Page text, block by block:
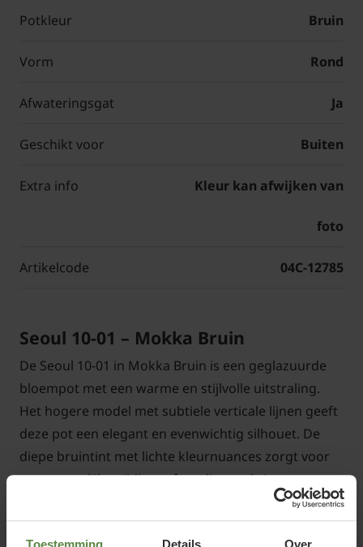
Toestemming Details Over
Potkleur Bruin
Vorm Rond
Afwateringsgat Ja
Geschikt voor Buiten
Extra info Kleur kan afwijken van
foto
Artikelcode 04C-12785
Seoul 10-01 – Mokka Bruin
De Seoul 10-01 in Mokka Bruin is een geglazuurde
bloempot met een warme en stijlvolle uitstraling.
Het hogere model met subtiele verticale lijnen geeft
deze pot een elegant en evenwichtig silhouet. De
diepe bruintint met lichte kleurnuances zorgt voor
een natuurlijke, tijdloze sfeer die prachtig
combineert met hout, terrastegels en groene
beplanting.